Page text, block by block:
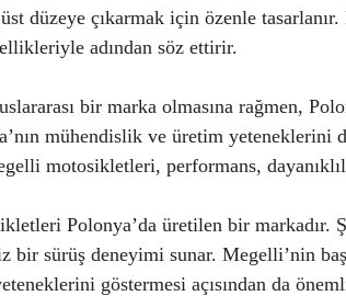
düzeye çıkarmak için özenle
adından söz ettirir.
bir marka olmasına rağmen,
mühendislik ve üretim yeteneklerini
motosikletleri, performans,
Polonya’da üretilen bir markadır.
bir sürüş deneyimi sunar. Megelli’nin
göstermesi açısından da